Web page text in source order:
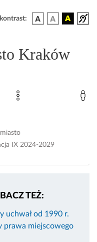
kontrast:
Kraków
IX 2024-2029
TEŻ:
uchwał od 1990 r.
prawa miejscowego